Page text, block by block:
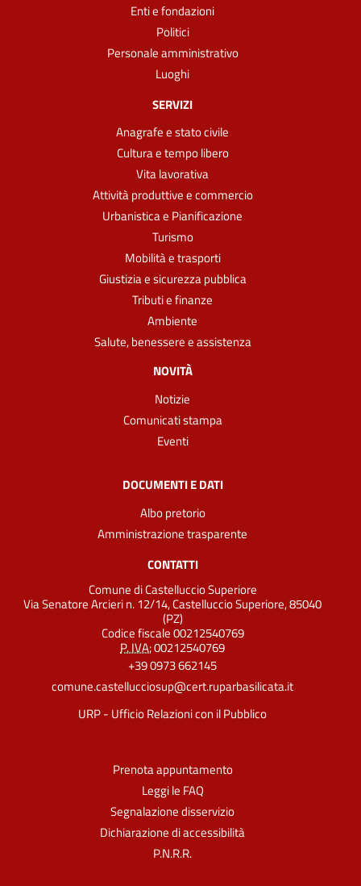
Enti e fondazioni
Politici
Personale amministrativo
Luoghi
SERVIZI
Anagrafe e stato civile
Cultura e tempo libero
Vita lavorativa
Attività produttive e commercio
Urbanistica e Pianificazione
Turismo
Mobilità e trasporti
Giustizia e sicurezza pubblica
Tributi e finanze
Ambiente
Salute, benessere e assistenza
NOVITÀ
Notizie
Comunicati stampa
Eventi
DOCUMENTI E DATI
Albo pretorio
Amministrazione trasparente
CONTATTI
Comune di Castelluccio Superiore
Via Senatore Arcieri n. 12/14, Castelluccio Superiore, 85040
(PZ)
Codice fiscale 00212540769
P. IVA:00212540769
+39 0973 662145
comune.castellucciosup@cert.ruparbasilicata.it
URP - Ufficio Relazioni con il Pubblico
Prenota appuntamento
Leggi le FAQ
Segnalazione disservizio
Dichiarazione di accessibilità
P.N.R.R.